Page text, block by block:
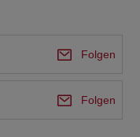
Folgen
Folgen